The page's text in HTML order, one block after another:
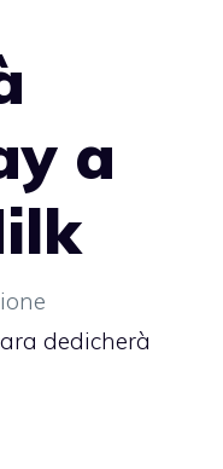
a
dedicherà